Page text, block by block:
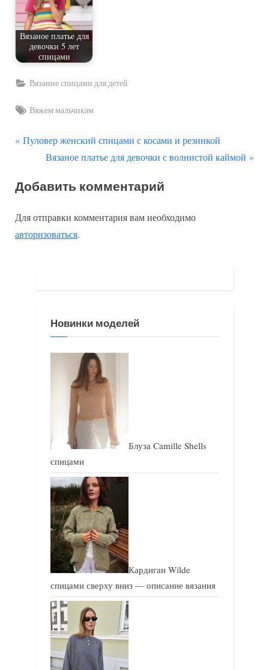
Вязаное платье для
девочки 5 лет
спицами
Вязание спицами для детей
Tags:
Вяжем мальчикам
Навигация
записям
П
д
д
у
Пуловер женский спицами с косами и резинкой
С
е
у
ю
п
Вязаное платье для девочки с волнистой каймой
Добавить комментарий
Для отправки комментария вам необходимо
авторизоваться.
Новинки моделей
Блуза Camille Shells
спицами
Кардиган Wilde
спицами сверху вниз — описание вязания